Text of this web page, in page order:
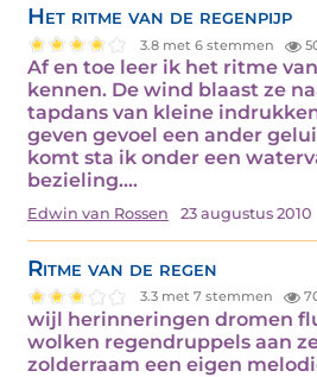
Het ritme van de regenpijp
3.8 met 6 stemmen
Af en toe leer ik het ritme
kennen. De wind blaast ze
tapdans van kleine
geven gevoel een ander
komt sta ik onder een
bezieling.…
Edwin van Rossen 23 augustus 2010
Ritme van de regen
3.3 met 7 stemmen
wijl herinneringen dromen
wolken regendruppels aan
zolderraam een eigen